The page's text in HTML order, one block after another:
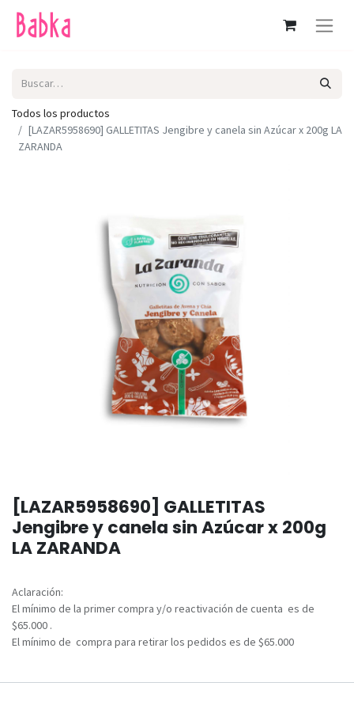
Todos los productos
[LAZAR5958690] GALLETITAS Jengibre y canela sin Azúcar x 200g LA
ZARANDA
[LAZAR5958690] GALLETITAS
Jengibre y canela sin Azúcar x 200g
LA ZARANDA
Aclaración:
El mínimo de la primer compra y/o reactivación de cuenta es de
$65.000 .
El mínimo de compra para retirar los pedidos es de $65.000